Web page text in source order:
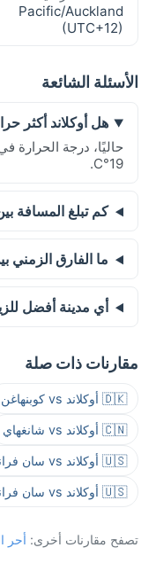
Pacific/Auckland
(UTC+12)
الأسئلة الشائعة
هل أوكلاند أكثر
19°C.
كم تبلغ المسافة
ما الفارق الزمني
أي مدينة أفضل
مقارنات ذات صلة
🇩🇰 أوكلاند vs كوبنهاغن
🇨🇳 أوكلاند vs شانغهاي
🇺🇸 أوكلاند vs سان فرانسيسكو
🇺🇸 أوكلاند vs سان فرانسيسكو
تصفح مقارنات أخرى: أحر